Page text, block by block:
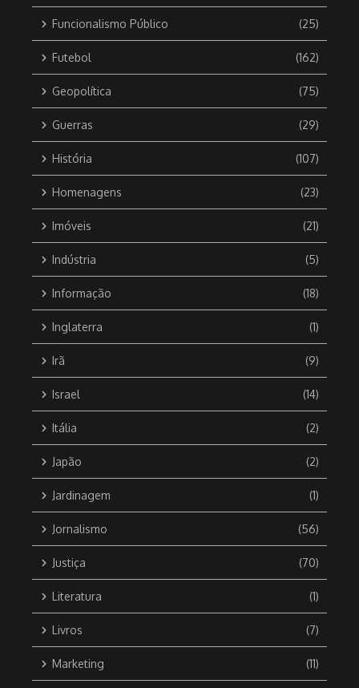
Funcionalismo Público (25)
Futebol (162)
Geopolítica (75)
Guerras (29)
História (107)
Homenagens (23)
Imóveis (21)
Indústria (5)
Informação (18)
Inglaterra (1)
Irã (9)
Israel (14)
Itália (2)
Japão (2)
Jardinagem (1)
Jornalismo (56)
Justiça (70)
Literatura (1)
Livros (7)
Marketing (11)